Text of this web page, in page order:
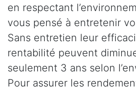
en respectant
vous pensé à entretenir
Sans entretien leur
rentabilité peuvent
seulement 3 ans selon
Pour assurer les